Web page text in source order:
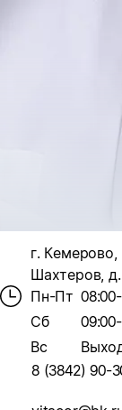
г. Кемерово,
Шахтеров,
Пн-Пт
Сб
Вс
8 (3842) 90-